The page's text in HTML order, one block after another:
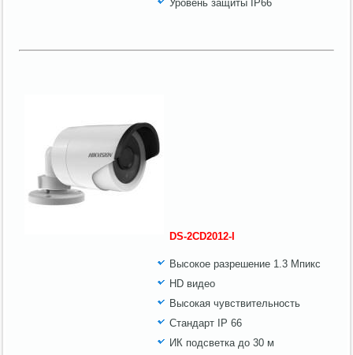
Уровень защиты IP66
DS-2CD2012-I
Высокое разрешение 1.3 Мпикс
HD видео
Высокая чувствительность
Стандарт IP 66
ИК подсветка до 30 м